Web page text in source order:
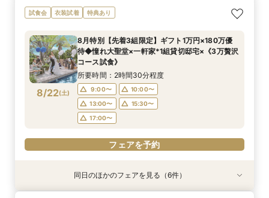
8/21(金)
【見積相談会】結婚式費用を抑えて挙げるコツを
教えます♪
9:00〜
10:00〜
13:00〜
17:00〜
フェアを予約
8/21(金)
＜料理重視の方へ◎＞こだわり抜いた記憶に残る
美食体験◇黒毛和牛3万試食付き！骨格診断＆お
所要時間：2時間30分程度
9:00〜
13:00〜
15:30〜
17:00〜
フェアを予約
8/21(金)
<初見学に◎>じっくり相談会×大聖堂×上質空間
×絶品3万試食
10:00〜
11:00〜
13:00〜
17:00〜
フェアを予約
8/21(金)
【60分で知りたいことだけ♪】安心相談×会場見
学★来館特典付き
9:00〜
10:00〜
13:00〜
17:00〜
フェアを予約
試食会 衣装試着 特典あり
8/22(土)
8月特別【先着3組限定】ギフト1万円×180万優
待◆憧れ大聖堂×一軒家*1組貸切邸宅×《3万贅沢
コース試食》
所要時間：2時間30分程度
9:00〜
10:00〜
13:00〜
15:30〜
17:00〜
フェアを予約
衣装試着 特典あり
衣装試着 特典あり
衣装試着 特典あり
衣装試着 特典あり
衣装試着 特典あり
衣装試着 特典あり
同日のほかのフェアを見る（6件）